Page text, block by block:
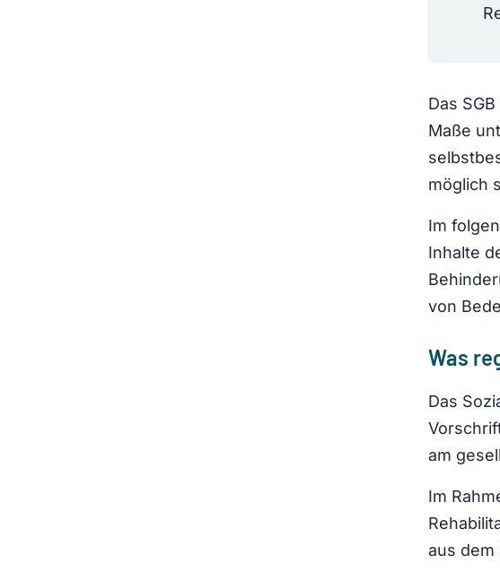
Das
Maße
möglich
Im
Inhalte
von
Was
Das
am
Im
aus dem